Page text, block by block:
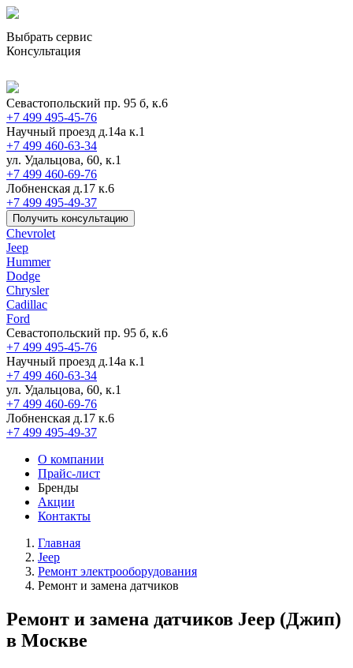
Выбрать сервис
Консультация
Севастопольский пр. 95 б, к.6
+7 499 495-45-76
Научный проезд д.14а к.1
+7 499 460-63-34
ул. Удальцова, 60, к.1
+7 499 460-69-76
Лобненская д.17 к.6
+7 499 495-49-37
Получить консультацию
Chevrolet
Jeep
Hummer
Dodge
Chrysler
Cadillac
Ford
Севастопольский пр. 95 б, к.6
+7 499 495-45-76
Научный проезд д.14а к.1
+7 499 460-63-34
ул. Удальцова, 60, к.1
+7 499 460-69-76
Лобненская д.17 к.6
+7 499 495-49-37
О компании
Прайс-лист
Бренды
Акции
Контакты
Главная
Jeep
Ремонт электрооборудования
Ремонт и замена датчиков
Ремонт и замена датчиков Jeep (Джип)
в Москве